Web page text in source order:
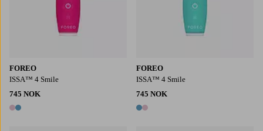
FOREO
ISSA™ 4 Smile
745 NOK
2 farger
FOREO
ISSA™ 4 Smile
745 NOK
2 farger